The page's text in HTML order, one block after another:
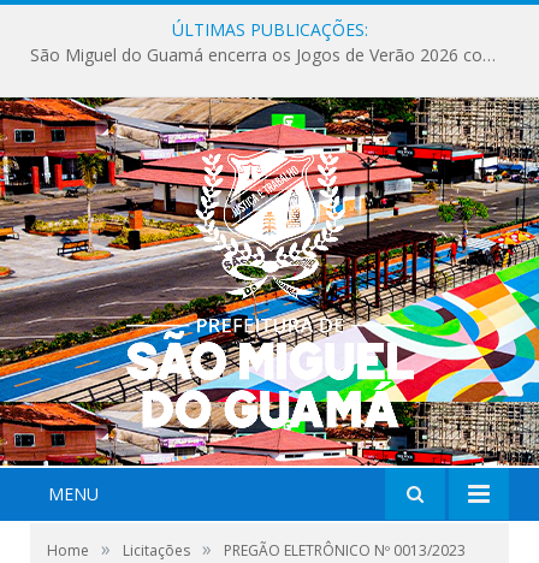
ÚLTIMAS PUBLICAÇÕES:
Milhares de fiéis tomam as ruas de São Miguel do Guamá em uma grande celebração de fé na Marcha para Jesus 2026.
MENU
Home » Licitações »
PREGÃO ELETRÔNICO Nº 0013/2023